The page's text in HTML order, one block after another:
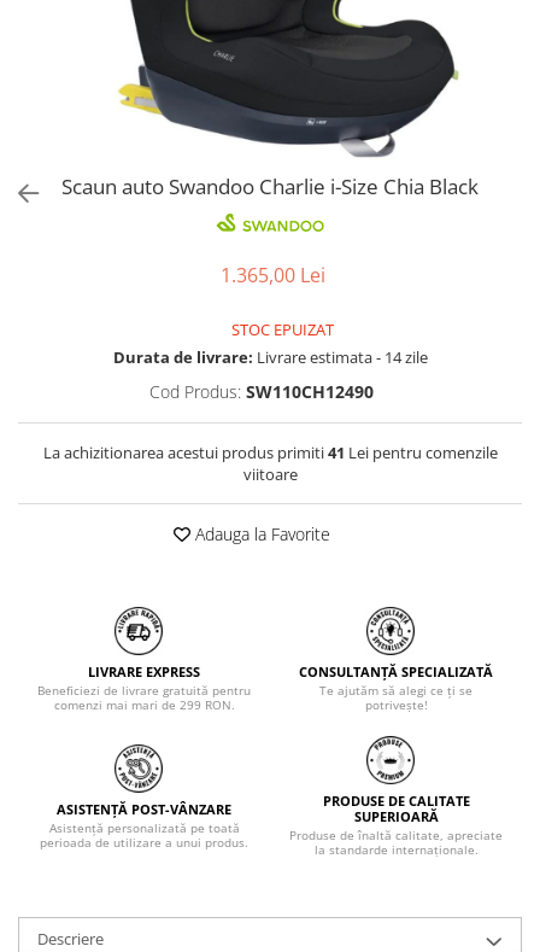
Consultanta Instalare
Jucarii de Sortare
Jucarii din plus
Jucarii muzicale
PAPUSI
Scaun auto Swandoo Charlie i-Size Chia Black
1.365,00 Lei
STOC EPUIZAT
Durata de livrare: Livrare estimata - 14 zile
Cod Produs: SW110CH12490
La achizitionarea acestui produs primiti41 Lei pentru comenzile
viitoare
Adauga la Favorite
LIVRARE EXPRESS
Beneficiezi de livrare gratuită pentru
comenzi mai mari de 299 RON.
CONSULTANȚĂ SPECIALIZATĂ
Te ajutăm să alegi ce ți se
potrivește!
ASISTENȚĂ POST-VÂNZARE
Asistență personalizată pe toată
perioada de utilizare a unui produs.
PRODUSE DE CALITATE
SUPERIOARĂ
Produse de înaltă calitate, apreciate
la standarde internaționale.
Descriere